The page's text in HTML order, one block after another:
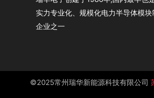
实力专业化、规模化电力半导体模块
企业之一
©️2025常州瑞华新能源科技有限公司